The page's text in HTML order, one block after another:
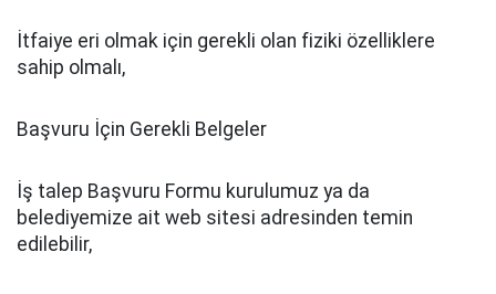
İtfaiye eri olmak için gerekli olan fiziki özelliklere
sahip olmalı,
Başvuru İçin Gerekli Belgeler
İş talep Başvuru Formu kurulumuz ya da
belediyemize ait web sitesi adresinden temin
edilebilir,